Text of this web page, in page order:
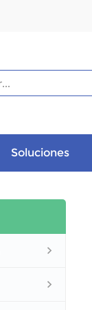
Soluciones